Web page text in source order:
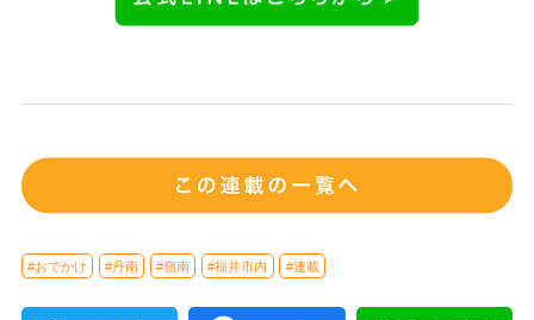
#おでかけ #丹南 #嶺南 #福井市内 #連載